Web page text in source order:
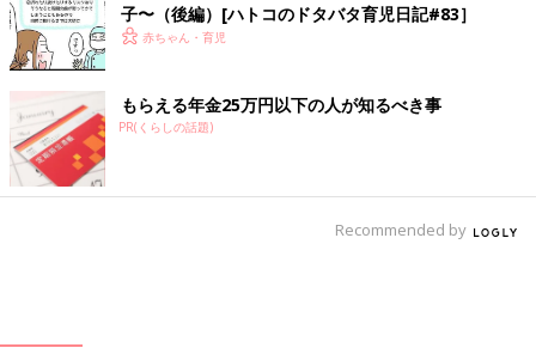
子〜（後編）[ハトコのドタバタ育児日記#83］
赤ちゃん・育児
もらえる年金25万円以下の人が知るべき事
PR(くらしの話題)
Recommended by